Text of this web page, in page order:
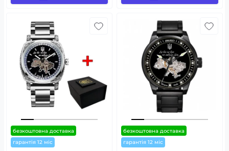
безкоштовна доставка
гарантія 12 міс
безкоштовна доставка
гарантія 12 міс